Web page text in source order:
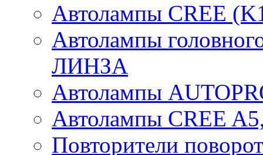
Автолампы CREE
Автолампы
ЛИНЗА
Автолампы
Автолампы CREE
Повторители